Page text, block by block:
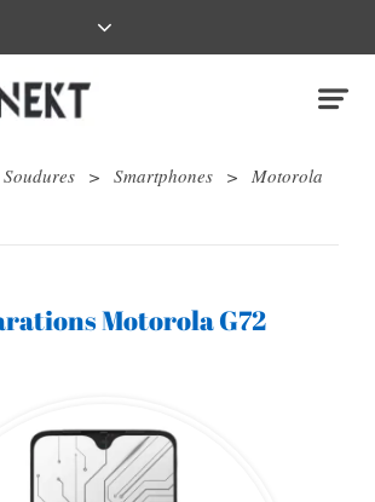
> Smartphones > Motorola
Motorola G72